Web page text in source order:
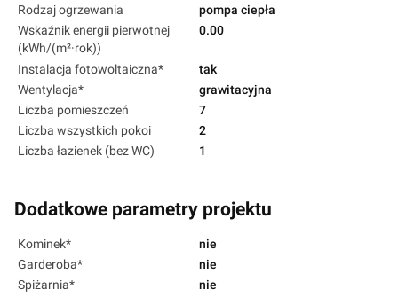
Rodzaj ogrzewania
pompa ciepła
Wskaźnik energii pierwotnej
(kWh/(m²·rok))
0.00
Instalacja fotowoltaiczna*
tak
Wentylacja*
grawitacyjna
Liczba pomieszczeń
7
Liczba wszystkich pokoi
2
Liczba łazienek (bez WC)
1
Dodatkowe parametry projektu
Kominek*
nie
Garderoba*
nie
Spiżarnia*
nie